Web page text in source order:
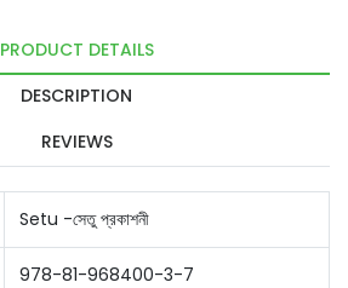
PRODUCT DETAILS
DESCRIPTION
REVIEWS
Setu -সেতু প্রকাশনী
978-81-968400-3-7